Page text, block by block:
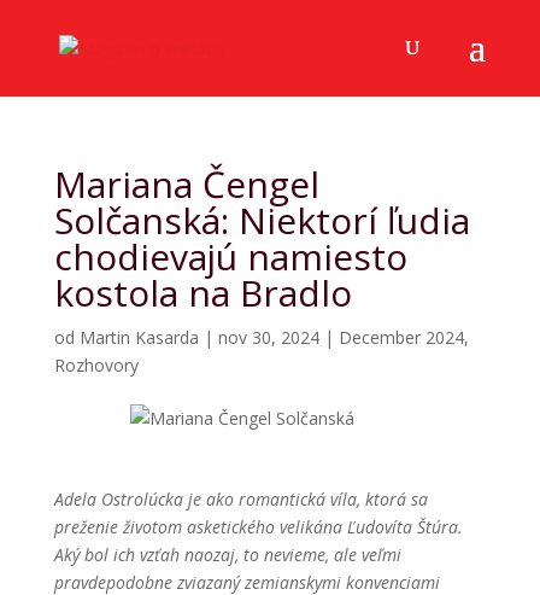
Mariana Čengel
Solčanská: Niektorí ľudia
chodievajú namiesto
kostola na Bradlo
od Martin Kasarda | nov 30, 2024| December 2024,
Rozhovory
Adela Ostrolúcka je ako romantická víla, ktorá sa
preženie životom asketického velikána Ľudovíta Štúra.
Aký bol ich vzťah naozaj, to nevieme, ale veľmi
pravdepodobne zviazaný zemianskymi konvenciami